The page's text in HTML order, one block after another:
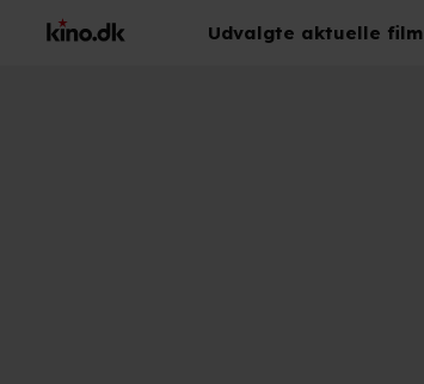
Udvalgte aktuelle film